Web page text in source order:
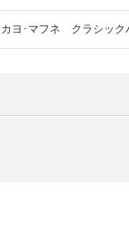
カヨ･マフネ クラシック